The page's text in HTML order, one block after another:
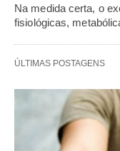
Na medida certa, o
fisiológicas,
ÚLTIMAS POSTAGENS